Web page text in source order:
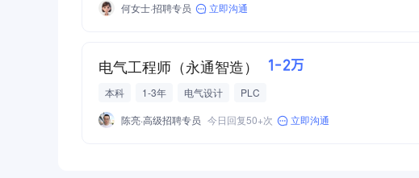
何女士·招聘专员
立即沟通
电气工程师（永通智造） 1-2万
本科 1-3年 电气设计
PLC
陈亮·高级招聘专员 今日回复50+次 立即沟通